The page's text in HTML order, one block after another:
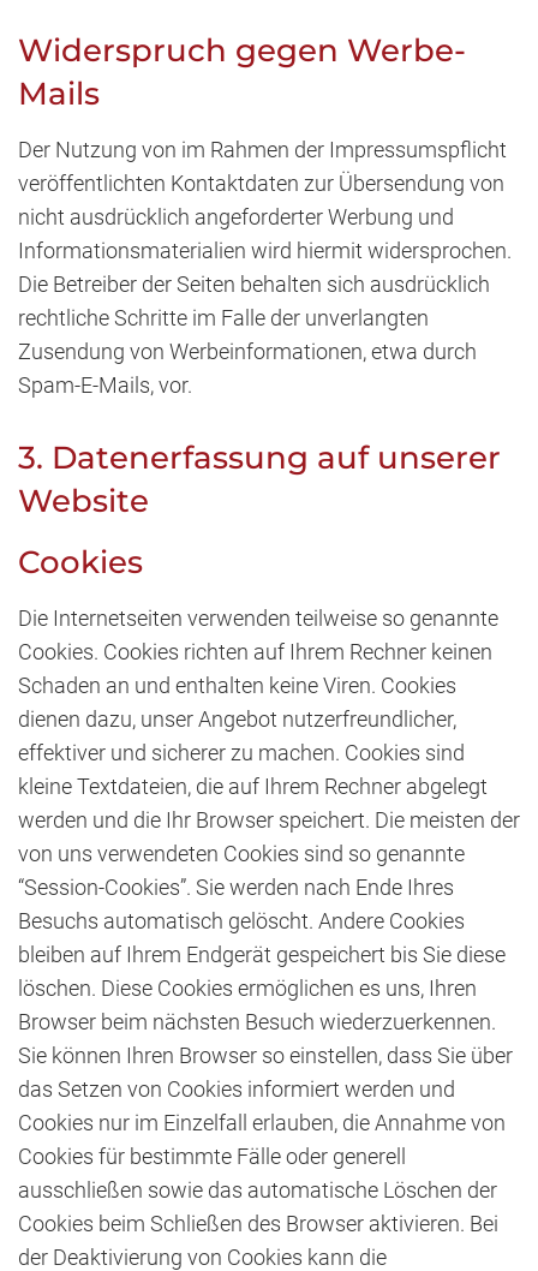
Widerspruch gegen Werbe-
Mails
Der Nutzung von im Rahmen der Impressumspflicht
veröffentlichten Kontaktdaten zur Übersendung von
nicht ausdrücklich angeforderter Werbung und
Informationsmaterialien wird hiermit widersprochen.
Die Betreiber der Seiten behalten sich ausdrücklich
rechtliche Schritte im Falle der unverlangten
Zusendung von Werbeinformationen, etwa durch
Spam-E-Mails, vor.
3. Datenerfassung auf unserer
Website
Cookies
Die Internetseiten verwenden teilweise so genannte
Cookies. Cookies richten auf Ihrem Rechner keinen
Schaden an und enthalten keine Viren. Cookies
dienen dazu, unser Angebot nutzerfreundlicher,
effektiver und sicherer zu machen. Cookies sind
kleine Textdateien, die auf Ihrem Rechner abgelegt
werden und die Ihr Browser speichert. Die meisten der
von uns verwendeten Cookies sind so genannte
“Session-Cookies”. Sie werden nach Ende Ihres
Besuchs automatisch gelöscht. Andere Cookies
bleiben auf Ihrem Endgerät gespeichert bis Sie diese
löschen. Diese Cookies ermöglichen es uns, Ihren
Browser beim nächsten Besuch wiederzuerkennen.
Sie können Ihren Browser so einstellen, dass Sie über
das Setzen von Cookies informiert werden und
Cookies nur im Einzelfall erlauben, die Annahme von
Cookies für bestimmte Fälle oder generell
ausschließen sowie das automatische Löschen der
Cookies beim Schließen des Browser aktivieren. Bei
der Deaktivierung von Cookies kann die